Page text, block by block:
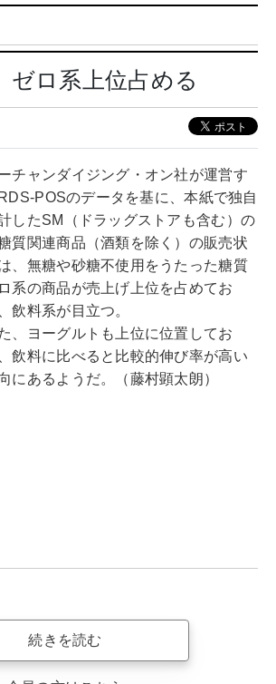
ロ系上位占める
チャンダイジング・オン社が運営す
POSのデータを基に、本紙で独自
したSM（ドラッグストアも含む）の
質関連商品（酒類を除く）の販売状
、無糖や砂糖不使用をうたった糖質
系の商品が売上げ上位を占めてお
飲料系が目立つ。
、ヨーグルトも上位に位置してお
飲料に比べると比較的伸び率が高い
にあるようだ。（藤村顕太朗）
続きを読む